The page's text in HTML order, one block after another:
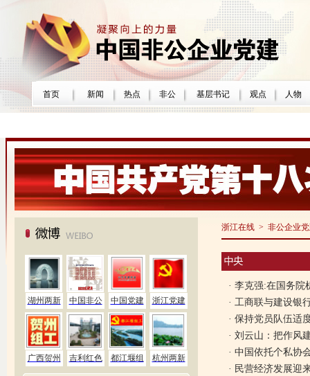
浙江在线 > 非公企业
· 李克强:在国务院
· 工商联与建设银
· 保持党员队伍适
· 刘云山：把作风
· 中国依托个私协
· 民营经济发展迎